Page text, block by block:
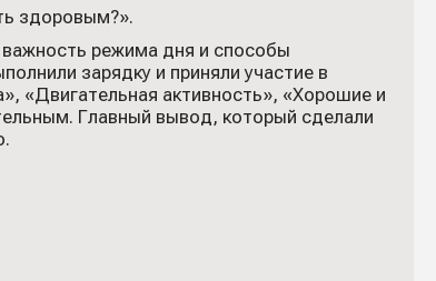
здоровым?».
режима дня и способы
зарядку и приняли участие в
«Двигательная активность», «Хорошие и
Главный вывод, который сделали